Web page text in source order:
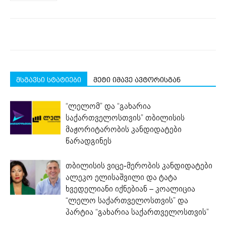
მსგავსი სტატიები მეტი იმავე ავტორისგან
“ლელომ” და “გახარია
საქართველოსთვის” თბილისის
მაჟორიტარობის კანდიდატები
წარადგინეს
თბილისის ვიცე-მერობის კანდიდატები
ალეკო ელისაშვილი და ტატა
ხვედელიანი იქნებიან – კოალიცია
“ლელო საქართველოსთვის” და
პარტია “გახარია საქართველოსთვის”